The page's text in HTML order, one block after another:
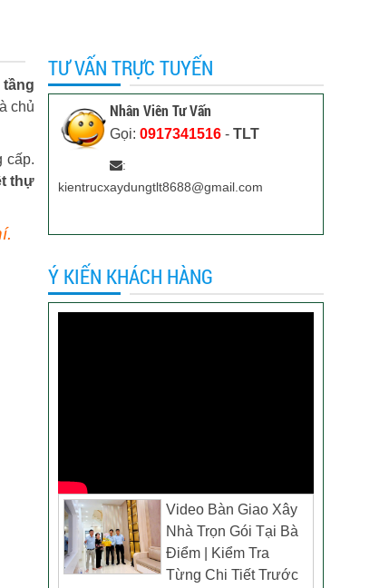
tầng
chủ
cấp.
thự
TƯ VẤN TRỰC TUYẾN
Nhân Viên Tư Vấn
Gọi: 0917341516- TLT
:
kientrucxaydungtlt8688@gmail.com
Ý KIẾN KHÁCH HÀNG
Video Bàn Giao Xây
Nhà Trọn Gói Tại Bà
Điểm | Kiểm Tra
Từng Chi Tiết Trước